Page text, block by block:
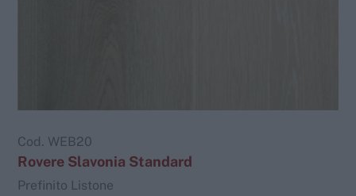
Cod. WEB20
Rovere Slavonia Standard
Prefinito Listone